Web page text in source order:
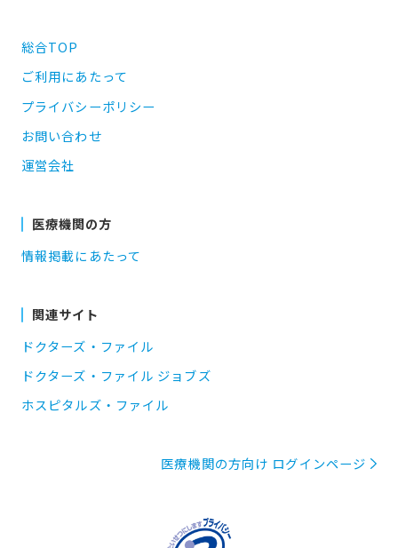
総合TOP
ご利用にあたって
プライバシーポリシー
お問い合わせ
運営会社
医療機関の方
情報掲載にあたって
関連サイト
ドクターズ・ファイル
ドクターズ・ファイル ジョブズ
ホスピタルズ・ファイル
医療機関の方向け ログインページ